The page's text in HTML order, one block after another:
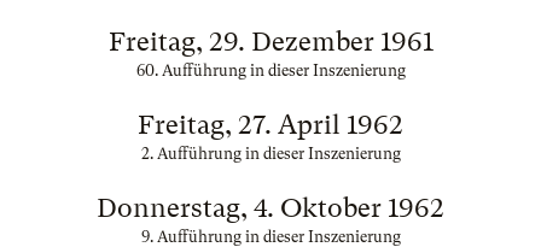
Freitag, 29. Dezember 1961
60. Aufführung in dieser Inszenierung
Freitag, 27. April 1962
2. Aufführung in dieser Inszenierung
Donnerstag, 4. Oktober 1962
9. Aufführung in dieser Inszenierung